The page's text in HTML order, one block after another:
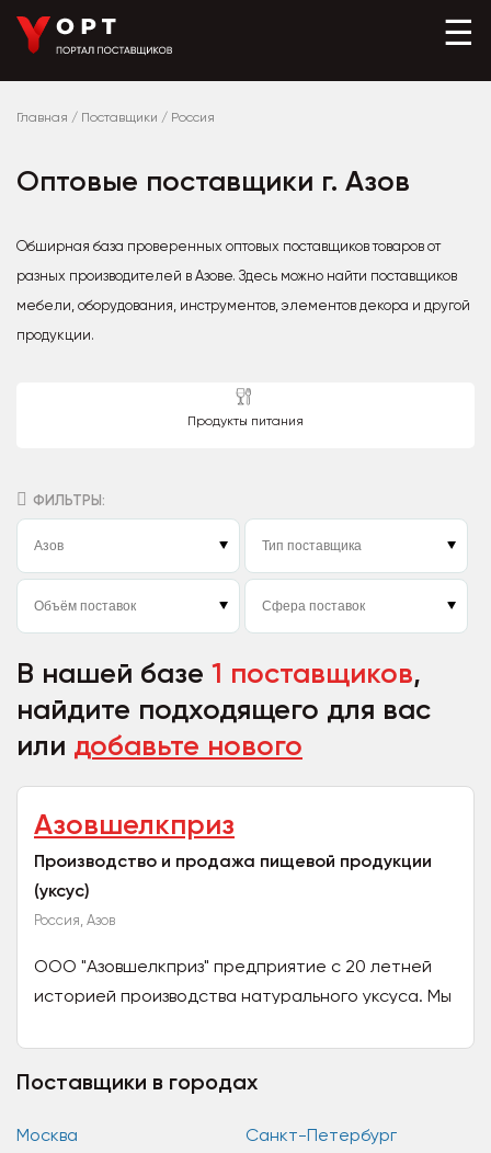
☰
Главная / Поставщики / Россия
Оптовые поставщики г. Азов
Обширная база проверенных оптовых поставщиков товаров от
разных производителей в Азове. Здесь можно найти поставщиков
мебели, оборудования, инструментов, элементов декора и другой
продукции.
Продукты питания
ФИЛЬТРЫ:
В нашей базе 1 поставщиков,
найдите подходящего для вас
или добавьте нового
Азовшелкприз
Производство и продажа пищевой продукции
(уксус)
Россия, Азов
ООО "Азовшелкприз" предприятие с 20 летней
историей производства натурального уксуса. Мы
начиная с отбора...
Поставщики в городах
Москва
Санкт-Петербург